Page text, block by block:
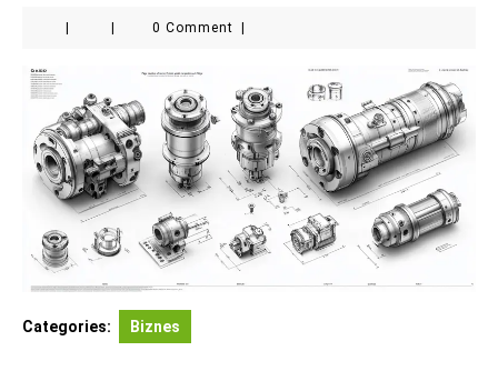
0 Comment
Categories: Biznes